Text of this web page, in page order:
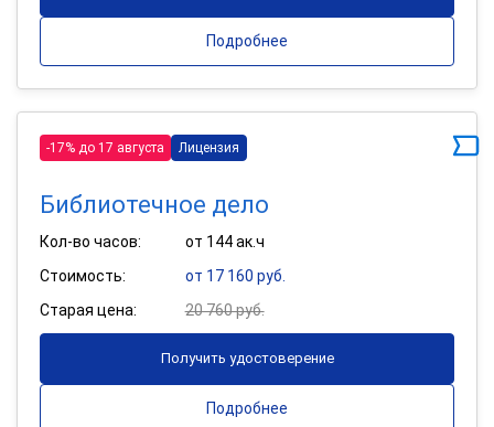
Подробнее
-17% до 17 августа Лицензия
Библиотечное дело
Кол-во часов:
от 144 ак.ч
Стоимость:
от 17 160 руб.
Старая цена:
20 760 руб.
Получить удостоверение
Подробнее